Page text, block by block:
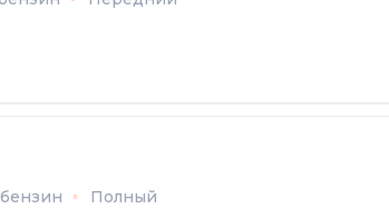
бензин Полный